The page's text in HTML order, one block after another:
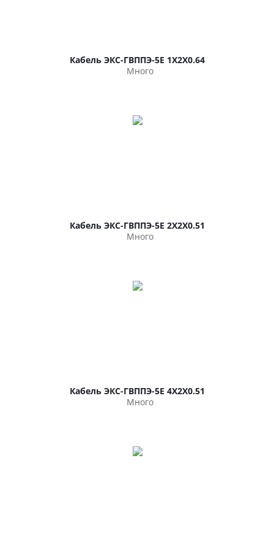
Кабель ЭКС-ГВППЭ-5Е 1Х2Х0.64
Много
Кабель ЭКС-ГВППЭ-5Е 2Х2Х0.51
Много
Кабель ЭКС-ГВППЭ-5Е 4Х2Х0.51
Много